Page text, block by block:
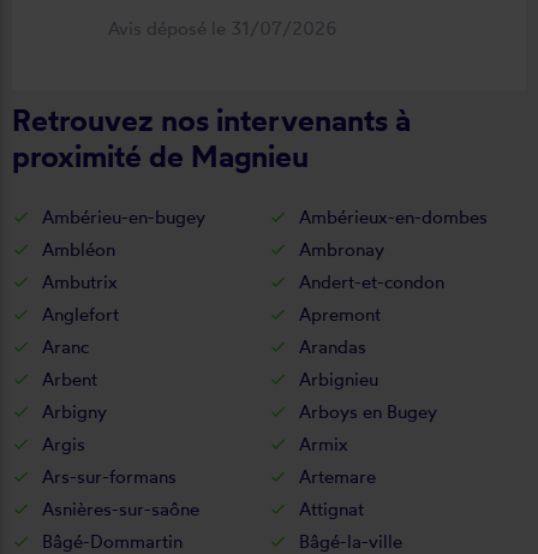
Avis déposé le 31/07/2026
Retrouvez nos intervenants à
proximité de Magnieu
Ambérieu-en-bugey
Ambérieux-en-dombes
Ambléon
Ambronay
Ambutrix
Andert-et-condon
Anglefort
Apremont
Aranc
Arandas
Arbent
Arbignieu
Arbigny
Arboys en Bugey
Argis
Armix
Ars-sur-formans
Artemare
Asnières-sur-saône
Attignat
Bâgé-Dommartin
Bâgé-la-ville